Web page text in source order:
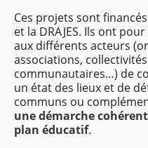
Ces projets sont
et la DRAJES. Ils ont
aux différents acteurs
associations,
communautaires…) de
un état des lieux et de
communs ou
une démarche
plan éducatif.